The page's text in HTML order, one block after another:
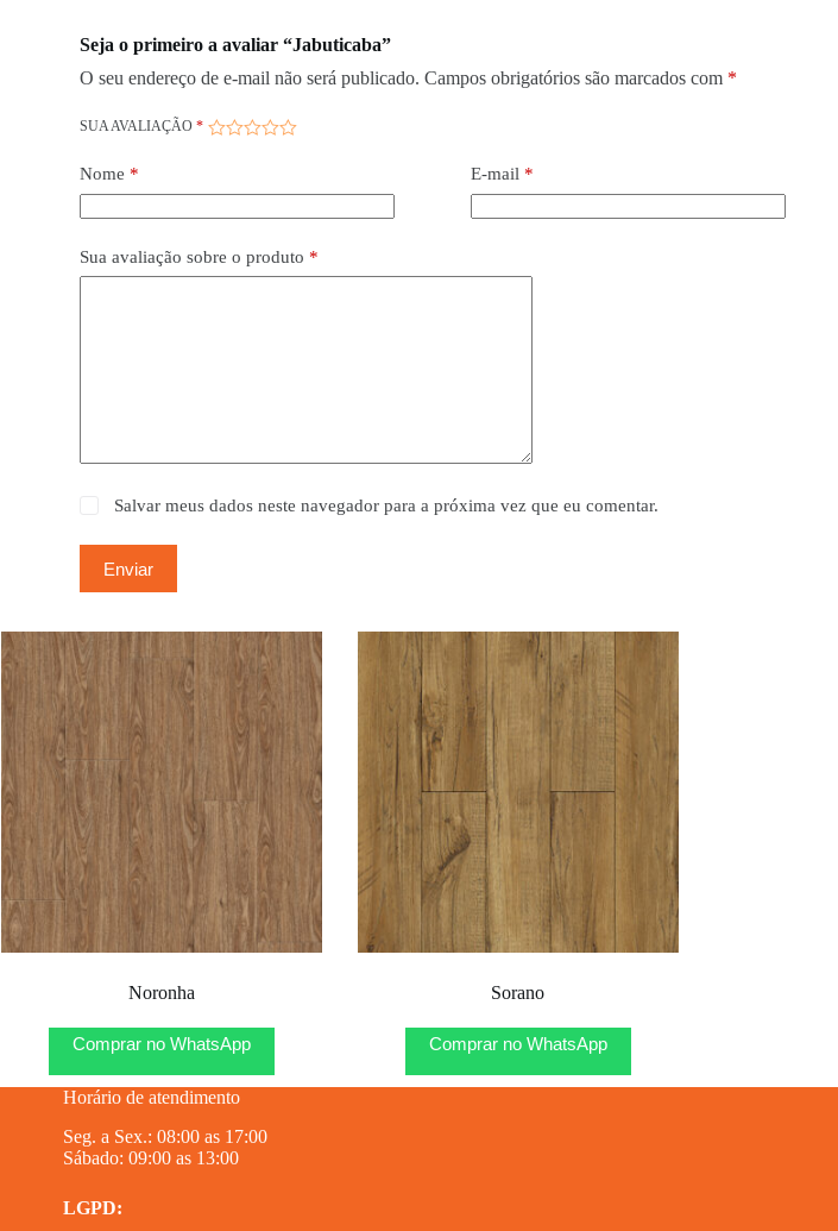
Seja o primeiro a avaliar “Jabuticaba”
O seu endereço de e-mail não será publicado. Campos obrigatórios são marcados com *
SUA AVALIAÇÃO *
Nome * E-mail*
Sua avaliação sobre o produto *
Salvar meus dados neste navegador para a próxima vez que eu comentar.
Enviar
Noronha
Comprar no WhatsApp
Sorano
Comprar no WhatsApp
Horário de atendimento
Seg. a Sex.: 08:00 as 17:00
Sábado: 09:00 as 13:00
LGPD: